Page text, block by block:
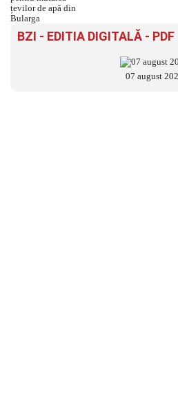
BZI - EDITIA DIGITALĂ - PDF
07 august